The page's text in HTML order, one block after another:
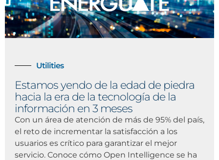
Utilities
Estamos yendo de la edad de piedra
hacia la era de la tecnología de la
información en 3 meses
Con un área de atención de más de 95% del país,
el reto de incrementar la satisfacción a los
usuarios es crítico para garantizar el mejor
servicio. Conoce cómo Open Intelligence se ha